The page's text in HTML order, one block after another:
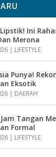
Ini
Merona
| LIFESTYLE
Punya!
Eksotik
| DAERAH
Tangan
Formal
| LIFESTYLE